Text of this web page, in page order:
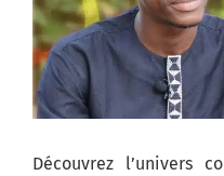
Découvrez l’univers